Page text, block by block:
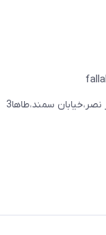
نصر،خیابان سمند،طاها3